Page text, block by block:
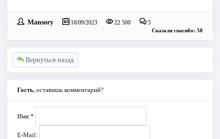
Mansory 18/09/2023 22 500 5
Сказали спасибо: 50
Вернуться назад
Гость , оставишь комментарий?
Имя:*
E-Mail: